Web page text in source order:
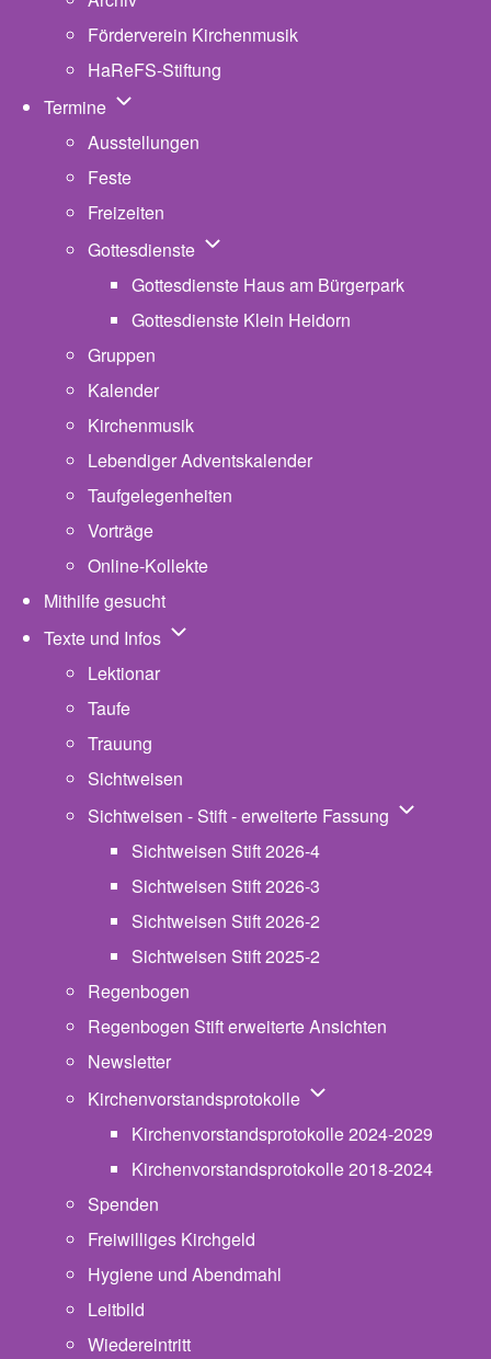
Förderverein Kirchenmusik
HaReFS-Stiftung
Termine Unternavigation von Termine
Ausstellungen
Feste
Freizeiten
Gottesdienste Unternavigation von Gottesdienste
Gottesdienste Haus am Bürgerpark
Gottesdienste Klein Heidorn
Gruppen
Kalender
Kirchenmusik
Lebendiger Adventskalender
Taufgelegenheiten
Vorträge
Online-Kollekte
Mithilfe gesucht
Texte und Infos Unternavigation von Texte und Infos
Lektionar
Taufe
Trauung
Sichtweisen
Sichtweisen - Stift - erweiterte Fassung
Sichtweisen Stift 2026-4
Sichtweisen Stift 2026-3
Sichtweisen Stift 2026-2
Sichtweisen Stift 2025-2
Regenbogen
Regenbogen Stift erweiterte Ansichten
Newsletter
Kirchenvorstandsprotokolle Unternavigation von
Kirchenvorstandsprotokolle 2024-2029
Kirchenvorstandsprotokolle 2018-2024
Spenden
Freiwilliges Kirchgeld
Hygiene und Abendmahl
Leitbild
Wiedereintritt